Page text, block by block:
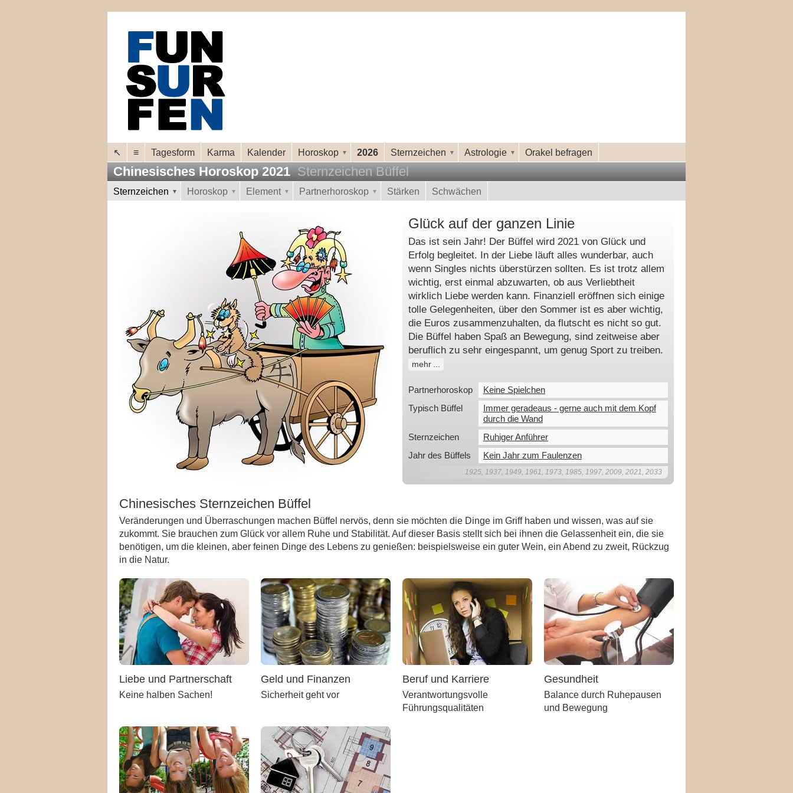
↖ ≡ Tagesform Karma Kalender Horoskop 2026 Sternzeichen Astrologie Orakel befragen
Chinesisches Horoskop 2021 Sternzeichen Büffel
Sternzeichen Horoskop Element Partnerhoroskop Stärken Schwächen
Glück auf der ganzen Linie
Das ist sein Jahr! Der Büffel wird 2021 von Glück und
Erfolg begleitet. In der Liebe läuft alles wunderbar, auch
wenn Singles nichts überstürzen sollten. Es ist trotz allem
wichtig, erst einmal abzuwarten, ob aus Verliebtheit
wirklich Liebe werden kann. Finanziell eröffnen sich einige
tolle Gelegenheiten, über den Sommer ist es aber wichtig,
die Euros zusammenzuhalten, da flutscht es nicht so gut.
Die Büffel haben Spaß an Bewegung, sind zeitweise aber
beruflich zu sehr eingespannt, um genug Sport zu treiben.
mehr
Partnerhoroskop
Keine Spielchen
Typisch Büffel
Immer geradeaus - gerne auch mit dem Kopf
durch die Wand
Sternzeichen
Ruhiger Anführer
Jahr des Büffels
Kein Jahr zum Faulenzen
1925, 1937, 1949, 1961, 1973, 1985, 1997, 2009, 2021, 2033
Chinesisches Sternzeichen Büffel
Veränderungen und Überraschungen machen Büffel nervös, denn sie möchten die Dinge im Griff haben und wissen, was auf sie
zukommt. Sie brauchen zum Glück vor allem Ruhe und Stabilität. Auf dieser Basis stellt sich bei ihnen die Gelassenheit ein, die sie
benötigen, um die kleinen, aber feinen Dinge des Lebens zu genießen: beispielsweise ein guter Wein, ein Abend zu zweit, Rückzug
in die Natur.
Liebe und Partnerschaft
Keine halben Sachen!
Geld und Finanzen
Sicherheit geht vor
Beruf und Karriere
Verantwortungsvolle
Führungsqualitäten
Gesundheit
Balance durch Ruhepausen
und Bewegung